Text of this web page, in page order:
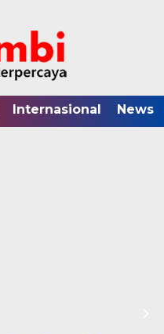
Internasional News